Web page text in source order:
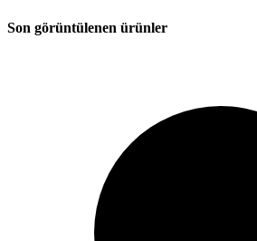
Son görüntülenen ürünler